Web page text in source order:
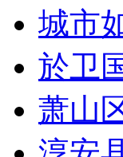
城市
於卫
萧山